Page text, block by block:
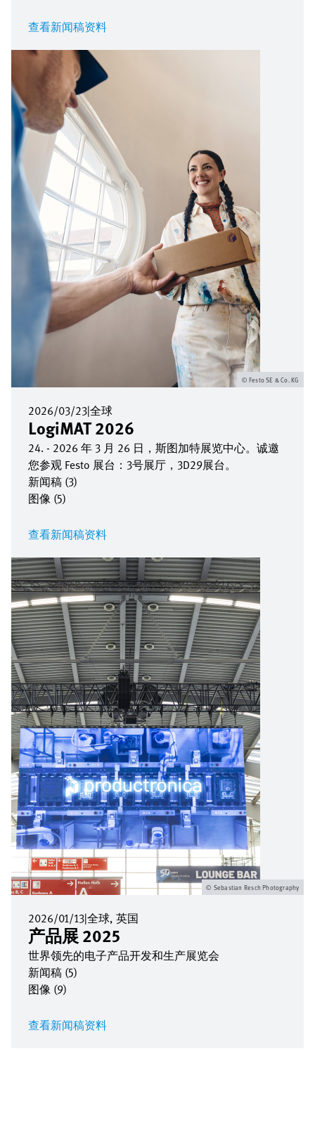
查看新闻稿资料
2026/03/23|全球
LogiMAT 2026
24. - 2026 年 3 月 26 日，斯图加特展览中心。诚邀
您参观 Festo 展台：3号展厅，3D29展台。
新闻稿 (3)
图像 (5)
查看新闻稿资料
Festo SE & Co. KG
2026/01/13|全球 英国
产品展 2025
世界领先的电子产品开发和生产展览会
新闻稿 (5)
图像 (9)
查看新闻稿资料
图
像
Sebastian Resch Photography